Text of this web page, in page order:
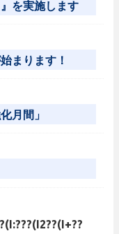
を実施します
まります！
月間」